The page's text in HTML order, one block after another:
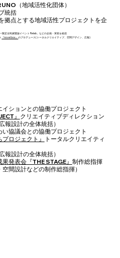
（地域活性化団体）
統括
拠点とする地域活性プロジェクトを企
一限定古民家開放イベント Relab」などの企画・実装を統括
『novel box』のプロデュース(トータルクリエイティブ、空間デザイン、広報)
イションとの協働プロジェクト
』 クリエイティブディレクション
設計の全体統括）
い協議会との協働プロジェクト
プロジェクト』
トータルクリエイティ
設計の全体統括）
発表会『THE STAGE』 制作総指揮
間設計などの制作総指揮）